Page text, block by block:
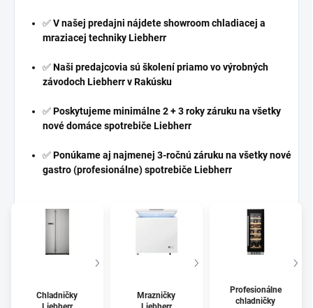
✅V našej predajni nájdete showroom chladiacej a
mraziacej techniky Liebherr
✅Naši predajcovia sú školení priamo vo výrobných
závodoch Liebherr v Rakúsku
✅Poskytujeme minimálne 2 + 3 roky záruku na všetky
nové domáce spotrebiče Liebherr
✅Ponúkame aj najmenej 3-ročnú záruku na všetky nové
gastro (profesionálne) spotrebiče Liebherr
Chladničky
Mrazničky
Profesionálne
chladničky